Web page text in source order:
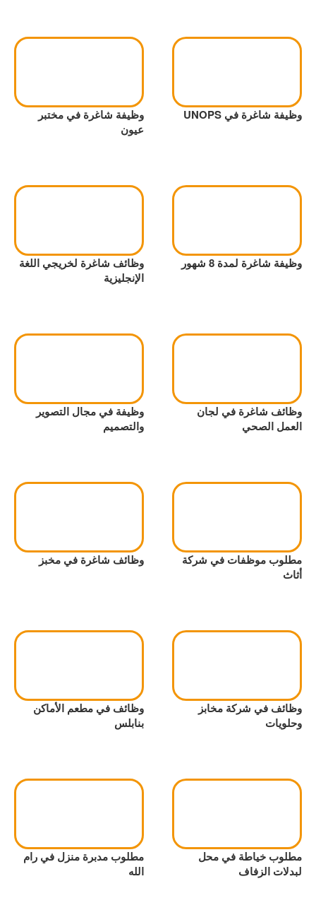
وظيفة شاغرة في UNOPS
وظيفة شاغرة في مختبر
عيون
وظيفة شاغرة لمدة 8 شهور
وظائف شاغرة لخريجي اللغة
الإنجليزية
وظائف شاغرة في لجان
العمل الصحي
وظيفة في مجال التصوير
والتصميم
مطلوب موظفات في شركة
أثاث
وظائف شاغرة في مخبز
وظائف في شركة مخابز
وحلويات
وظائف في مطعم الأماكن
بنابلس
مطلوب خياطة في محل
لبدلات الزفاف
مطلوب مدبرة منزل في رام
الله